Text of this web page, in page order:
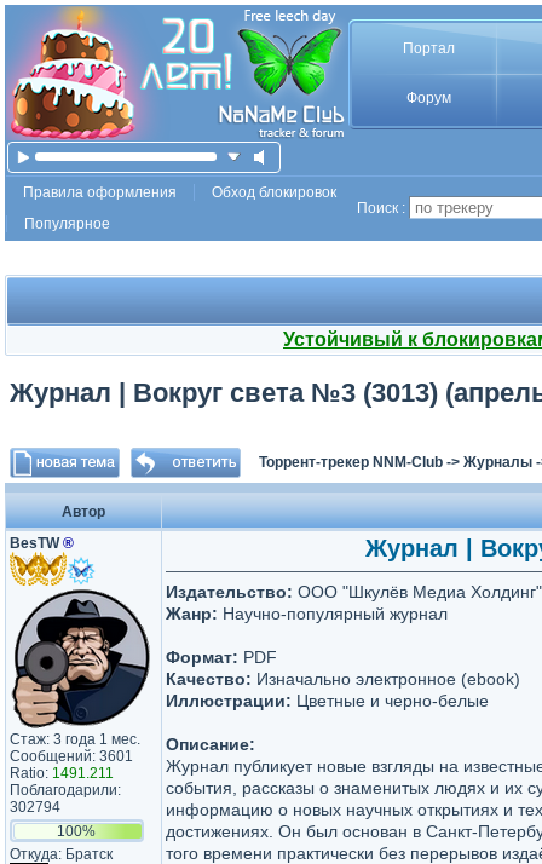
Портал
Форум
Правила оформления
Обход блокировок
Популярное
Поиск :
Устойчивый к
Журнал | Вокруг света №3 (3013)
Торрент-трекер NNM-Club -> Журналы
Автор
BesTW®
Стаж: 3 года 1 мес.
Сообщений: 3601
Ratio: 1491.211
Поблагодарили:
302794
100%
Откуда: Братск
Журнал |
Издательство: ООО "Шкулёв Медиа Холдинг"
Жанр: Научно-популярный журнал
Формат: PDF
Качество: Изначально электронное (ebook)
Иллюстрации: Цветные и черно-белые
Описание:
Журнал публикует новые взгляды на
события, рассказы о знаменитых людях и их
информацию о новых научных открытиях и
достижениях. Он был основан в Санкт-
того времени практически без перерывов